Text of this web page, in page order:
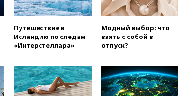
газопровода в Болгарии
Белгородской области погиб
мирный житель
отец футболиста Лионеля
Месси
вчера, 14:43Турция
Путешествие в
Исландию по следам
«Интерстеллара»
Модный выбор: что
взять с собой в
отпуск?